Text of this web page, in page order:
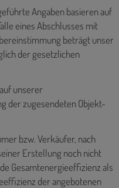
Angaben basieren auf
eines Abschlusses mit
beträgt unser
der gesetzlichen
unserer
der zugesendeten Objekt-
bzw. Verkäufer, nach
Erstellung noch nicht
Gesamtenergieeffizienz als
der angebotenen